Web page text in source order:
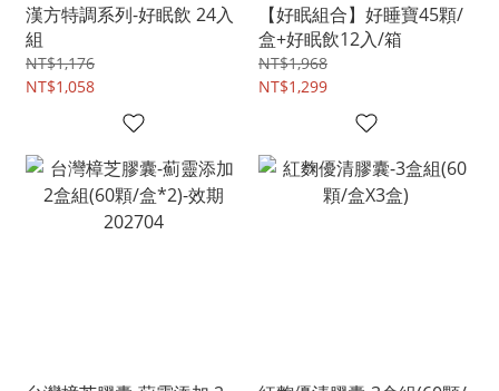
漢方特調系列-好眠飲 24入
組
NT$1,176
NT$1,058
【好眠組合】好睡寶45顆/
盒+好眠飲12入/箱
NT$1,968
NT$1,299